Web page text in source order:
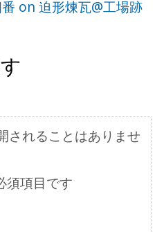
on 迫形煉瓦@工場跡
されることはありませ
須項目です